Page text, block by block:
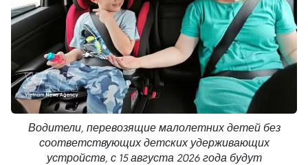
Водители, перевозящие малолетних детей без
соответствующих детских удерживающих
устройств, с 15 августа 2026 года будут